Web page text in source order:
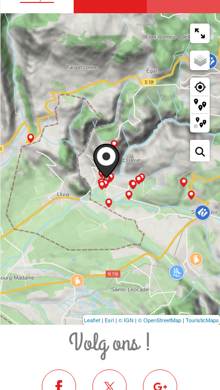
Leaflet | Esri | © IGN | © OpenStreetMap | TouristicMaps
Volg ons !